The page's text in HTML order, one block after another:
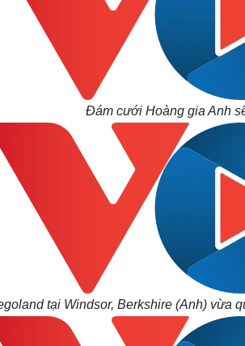
Đám cưới Hoàng gia Anh
tại Windsor, Berkshire (Anh) vừa